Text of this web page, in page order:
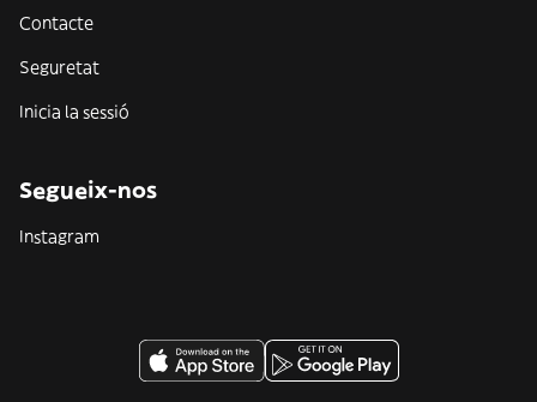
Contacte
Seguretat
Inicia la sessió
Segueix-nos
Instagram